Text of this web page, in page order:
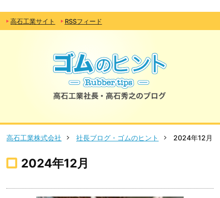
高石工業サイト RSSフィード
高石工業株式会社 社長ブログ・ゴムのヒント 2024年12月
2024年12月